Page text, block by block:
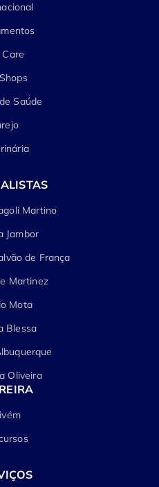
Care
Saúde
Martino
Jambor
de França
Martinez
Mota
Blessa
Oliveira